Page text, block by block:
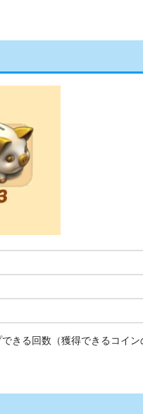
きる回数（獲得できるコイ